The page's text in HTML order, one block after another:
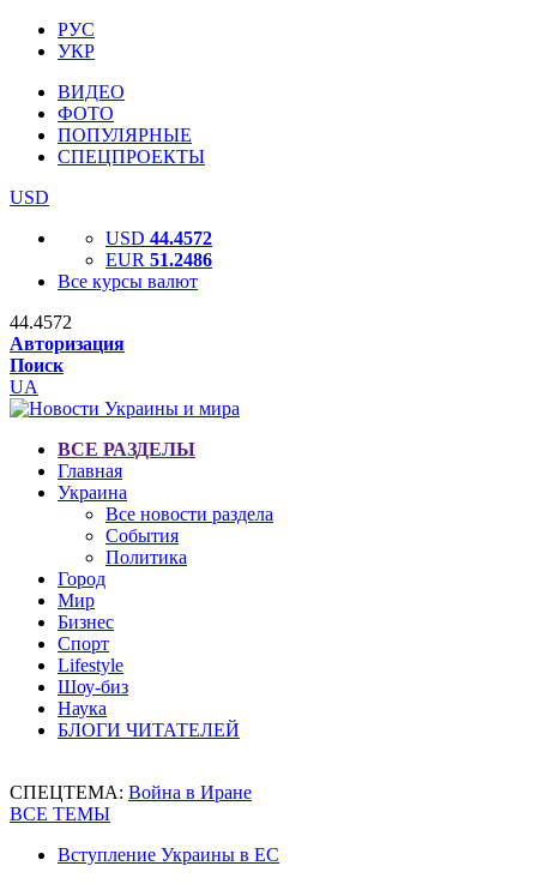
РУС
УКР
ВИДЕО
ФОТО
ПОПУЛЯРНЫЕ
СПЕЦПРОЕКТЫ
USD
USD 44.4572
EUR 51.2486
Все курсы валют
44.4572
Авторизация
Поиск
UA
ВСЕ РАЗДЕЛЫ
Главная
Украина
Все новости раздела
События
Политика
Город
Мир
Бизнес
Спорт
Lifestyle
Шоу-биз
Наука
БЛОГИ ЧИТАТЕЛЕЙ
СПЕЦТЕМА: Война в Иране
ВСЕ ТЕМЫ
Вступление Украины в ЕС